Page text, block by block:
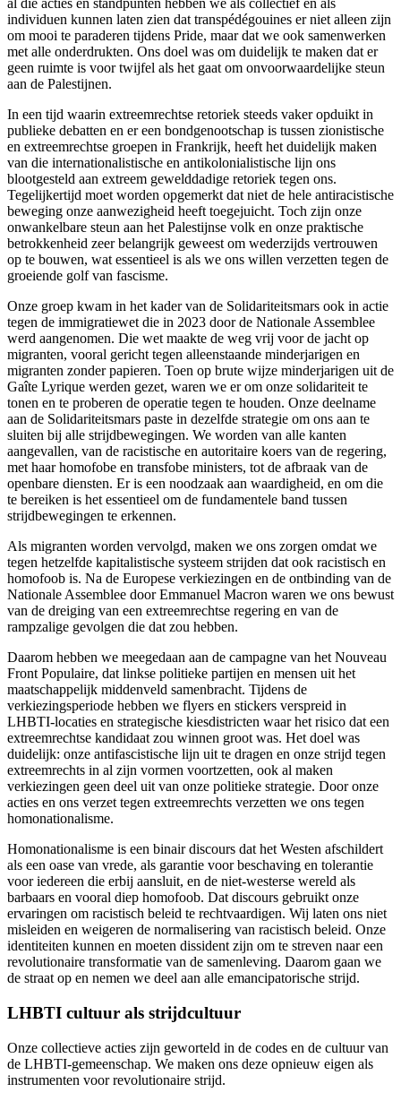
al die acties en standpunten hebben we als collectief en als
individuen kunnen laten zien dat transpédégouines er niet alleen zijn
om mooi te paraderen tijdens Pride, maar dat we ook samenwerken
met alle onderdrukten. Ons doel was om duidelijk te maken dat er
geen ruimte is voor twijfel als het gaat om onvoorwaardelijke steun
aan de Palestijnen.
In een tijd waarin extreemrechtse retoriek steeds vaker opduikt in
publieke debatten en er een bondgenootschap is tussen zionistische
en extreemrechtse groepen in Frankrijk, heeft het duidelijk maken
van die internationalistische en antikolonialistische lijn ons
blootgesteld aan extreem gewelddadige retoriek tegen ons.
Tegelijkertijd moet worden opgemerkt dat niet de hele antiracistische
beweging onze aanwezigheid heeft toegejuicht. Toch zijn onze
onwankelbare steun aan het Palestijnse volk en onze praktische
betrokkenheid zeer belangrijk geweest om wederzijds vertrouwen
op te bouwen, wat essentieel is als we ons willen verzetten tegen de
groeiende golf van fascisme.
Onze groep kwam in het kader van de Solidariteitsmars ook in actie
tegen de immigratiewet die in 2023 door de Nationale Assemblee
werd aangenomen. Die wet maakte de weg vrij voor de jacht op
migranten, vooral gericht tegen alleenstaande minderjarigen en
migranten zonder papieren. Toen op brute wijze minderjarigen uit de
Gaîte Lyrique werden gezet, waren we er om onze solidariteit te
tonen en te proberen de operatie tegen te houden. Onze deelname
aan de Solidariteitsmars paste in dezelfde strategie om ons aan te
sluiten bij alle strijdbewegingen. We worden van alle kanten
aangevallen, van de racistische en autoritaire koers van de regering,
met haar homofobe en transfobe ministers, tot de afbraak van de
openbare diensten. Er is een noodzaak aan waardigheid, en om die
te bereiken is het essentieel om de fundamentele band tussen
strijdbewegingen te erkennen.
Als migranten worden vervolgd, maken we ons zorgen omdat we
tegen hetzelfde kapitalistische systeem strijden dat ook racistisch en
homofoob is. Na de Europese verkiezingen en de ontbinding van de
Nationale Assemblee door Emmanuel Macron waren we ons bewust
van de dreiging van een extreemrechtse regering en van de
rampzalige gevolgen die dat zou hebben.
Daarom hebben we meegedaan aan de campagne van het Nouveau
Front Populaire, dat linkse politieke partijen en mensen uit het
maatschappelijk middenveld samenbracht. Tijdens de
verkiezingsperiode hebben we flyers en stickers verspreid in
LHBTI-locaties en strategische kiesdistricten waar het risico dat een
extreemrechtse kandidaat zou winnen groot was. Het doel was
duidelijk: onze antifascistische lijn uit te dragen en onze strijd tegen
extreemrechts in al zijn vormen voortzetten, ook al maken
verkiezingen geen deel uit van onze politieke strategie. Door onze
acties en ons verzet tegen extreemrechts verzetten we ons tegen
homonationalisme.
Homonationalisme is een binair discours dat het Westen afschildert
als een oase van vrede, als garantie voor beschaving en tolerantie
voor iedereen die erbij aansluit, en de niet-westerse wereld als
barbaars en vooral diep homofoob. Dat discours gebruikt onze
ervaringen om racistisch beleid te rechtvaardigen. Wij laten ons niet
misleiden en weigeren de normalisering van racistisch beleid. Onze
identiteiten kunnen en moeten dissident zijn om te streven naar een
revolutionaire transformatie van de samenleving. Daarom gaan we
de straat op en nemen we deel aan alle emancipatorische strijd.
LHBTI cultuur als strijdcultuur
Onze collectieve acties zijn geworteld in de codes en de cultuur van
de LHBTI-gemeenschap. We maken ons deze opnieuw eigen als
instrumenten voor revolutionaire strijd.